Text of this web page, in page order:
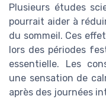
Plusieurs études
pourrait aider à
du sommeil. Ces
lors des périodes
essentielle. Les
une sensation de
après des journées